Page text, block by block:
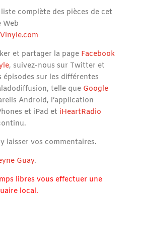
complète des pièces de cet
Web
et partager la page Facebook
, suivez-nous sur Twitter et
épisodes sur les différentes
telle que Google
Android, l’application
et iPad et iHeartRadio
laisser vos commentaires.
Guay.
libres vous effectuer une
local.